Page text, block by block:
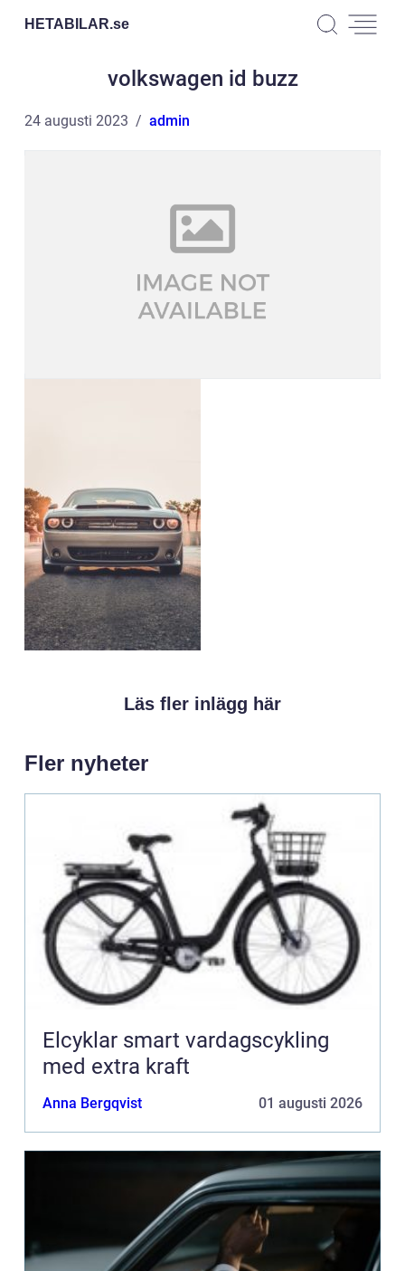
HETABILAR.se
volkswagen id buzz
24 augusti 2023 admin
Läs fler inlägg här
Fler nyheter
Elcyklar smart vardagscykling
med extra kraft
Anna Bergqvist 01 augusti 2026